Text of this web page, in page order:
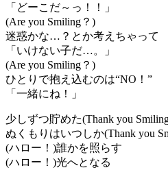
「どーこだ～っ！！」
(Are you Smiling？)
迷惑かな…？とか考えちゃって
「いけない子だ…。」
(Are you Smiling？)
ひとりで抱え込むのは“NO！”
「一緒にね！」
少しずつ貯めた(Thank you
ぬくもりはいつしか(Thank you
(ハロー！)誰かを照らす
(ハロー！)光へとなる